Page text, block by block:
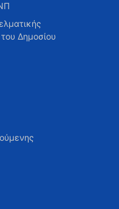
Δημοσίου